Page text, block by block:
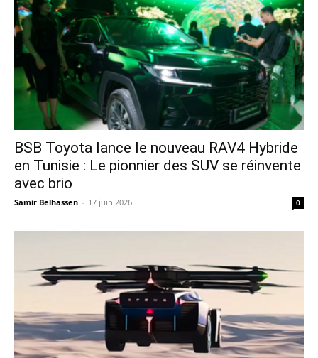
​BSB Toyota lance le nouveau RAV4 Hybride
en Tunisie : Le pionnier des SUV se réinvente
avec brio
Samir Belhassen - 17 juin 2026 0